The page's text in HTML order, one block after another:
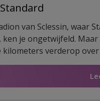
van Sclessin, waar
ken je ongetwijfeld.
kilometers verderop
dat de profs en
van de drukte, de